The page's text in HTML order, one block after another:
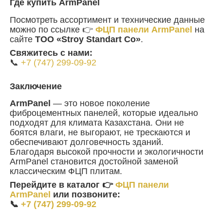
Где купить ArmPanel
Посмотреть ассортимент и технические данные
можно по ссылке 👉 ФЦП панели ArmPanel на
сайте ТОО «Stroy Standart Co».
Свяжитесь с нами:
📞 +7 (747) 299-09-92
Заключение
ArmPanel — это новое поколение
фиброцементных панелей, которые идеально
подходят для климата Казахстана. Они не
боятся влаги, не выгорают, не трескаются и
обеспечивают долговечность зданий.
Благодаря высокой прочности и экологичности
ArmPanel становится достойной заменой
классическим ФЦП плитам.
Перейдите в каталог 👉 ФЦП панели
ArmPanel или позвоните:
📞 +7 (747) 299-09-92